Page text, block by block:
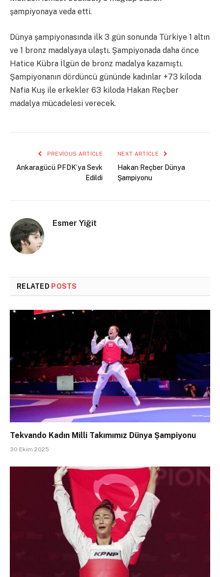
şampiyonaya veda etti.
Dünya şampiyonasında ilk 3 gün sonunda Türkiye 1 altın
ve 1 bronz madalyaya ulaştı. Şampiyonada daha önce
Hatice Kübra İlgün de bronz madalya kazamıştı.
Şampiyonanın dördüncü gününde kadınlar +73 kiloda
Nafia Kuş ile erkekler 63 kiloda Hakan Reçber
madalya mücadelesi verecek.
PREVIOUS ARTICLE
Ankaragücü PFDK’ya Sevk
Edildi
NEXT ARTICLE
Hakan Reçber Dünya
Şampiyonu
Esmer Yiğit
RELATED POSTS
Tekvando Kadın Milli Takımımız Dünya Şampiyonu
30 Ekim 2025